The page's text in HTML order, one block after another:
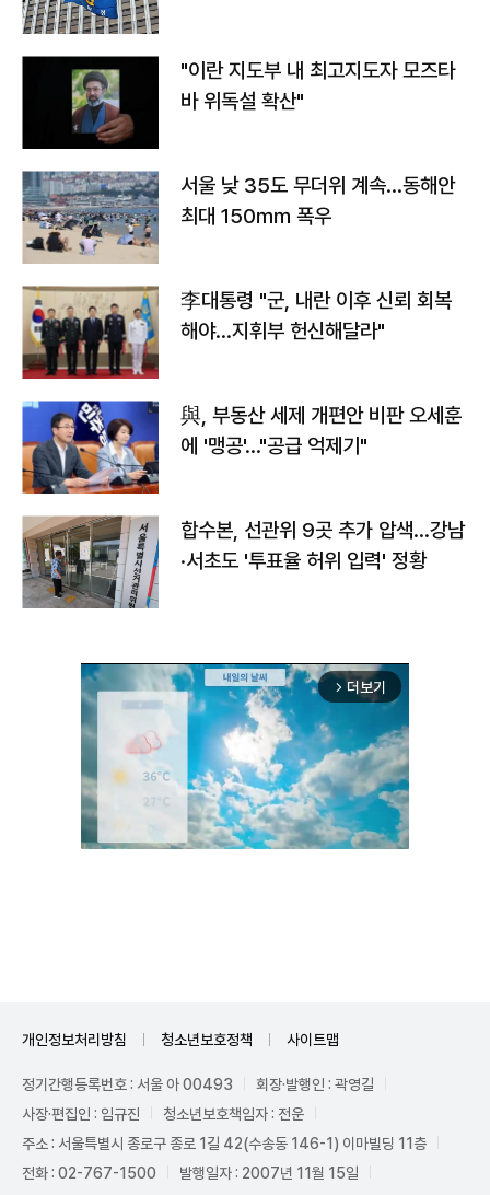
"이란 지도부 내 최고지도자 모즈타
바 위독설 확산"
서울 낮 35도 무더위 계속…동해안
최대 150㎜ 폭우
李대통령 "군, 내란 이후 신뢰 회복
해야…지휘부 헌신해달라"
與, 부동산 세제 개편안 비판 오세훈
에 '맹공'…"공급 억제기"
합수본, 선관위 9곳 추가 압색…강남
·서초도 '투표율 허위 입력' 정황
arrow_forward_ios 더보기
개인정보처리방침 청소년보호정책 사이트맵
정기간행등록번호 : 서울 아 00493
회장·발행인 : 곽영길
사장·편집인 : 임규진
청소년보호책임자 : 전운
주소 : 서울특별시 종로구 종로 1길 42(수송동 146-1) 이마빌딩 11층
전화 : 02-767-1500
발행일자 : 2007년 11월 15일